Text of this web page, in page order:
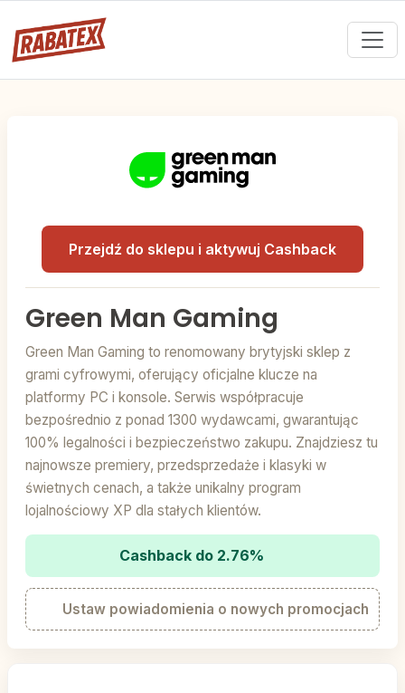
Przejdź do sklepu i aktywuj Cashback
Green Man Gaming
Green Man Gaming to renomowany brytyjski sklep z
grami cyfrowymi, oferujący oficjalne klucze na
platformy PC i konsole. Serwis współpracuje
bezpośrednio z ponad 1300 wydawcami, gwarantując
100% legalności i bezpieczeństwo zakupu. Znajdziesz tu
najnowsze premiery, przedsprzedaże i klasyki w
świetnych cenach, a także unikalny program
lojalnościowy XP dla stałych klientów.
Cashback do 2.76%
Ustaw powiadomienia o nowych promocjach